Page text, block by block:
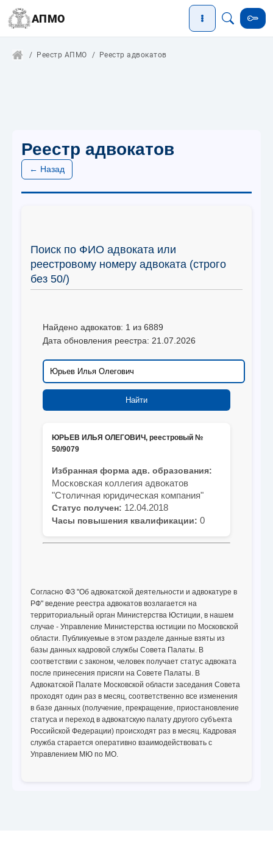
АПМО
Реестр АПМО Реестр адвокатов
Реестр адвокатов
← Назад
Поиск по ФИО адвоката или
реестровому номеру адвоката (строго
без 50/)
Найдено адвокатов: 1 из 6889
Дата обновления реестра: 21.07.2026
ЮРЬЕВ ИЛЬЯ ОЛЕГОВИЧ, реестровый №
50/9079
Избранная форма адв. образования:
Московская коллегия адвокатов
"Столичная юридическая компания"
Статус получен: 12.04.2018
Часы повышения квалификации: 0
Согласно ФЗ "Об адвокатской деятельности и адвокатуре в
РФ" ведение реестра адвокатов возлагается на
территориальный орган Министерства Юстиции, в нашем
случае - Управление Министерства юстиции по Московской
области. Публикуемые в этом разделе данные взяты из
базы данных кадровой службы Совета Палаты. В
соответствии с законом, человек получает статус адвоката
после принесения присяги на Совете Палаты. В
Адвокатской Палате Московской области заседания Совета
проходят один раз в месяц, соответственно все изменения
в базе данных (получение, прекращение, приостановление
статуса и переход в адвокатскую палату другого субъекта
Российской Федерации) происходят раз в месяц. Кадровая
служба старается оперативно взаимодействовать с
Управлением МЮ по МО.